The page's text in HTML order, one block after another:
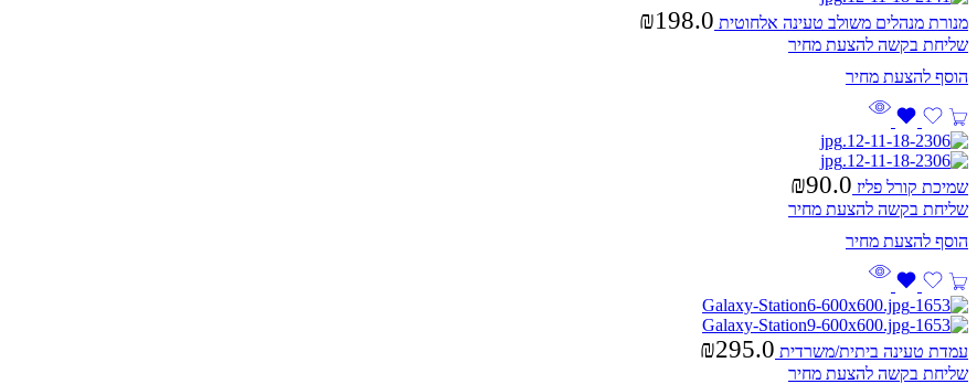
מנורת מנהלים משולב טעינה אלחוטית ₪198.0
שליחת בקשה להצעת מחיר
שמיכת קורל פליז ₪90.0
שליחת בקשה להצעת מחיר
עמדת טעינה ביתית/משרדית ₪295.0
שליחת בקשה להצעת מחיר